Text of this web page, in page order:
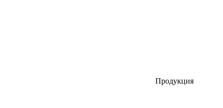
Продукция